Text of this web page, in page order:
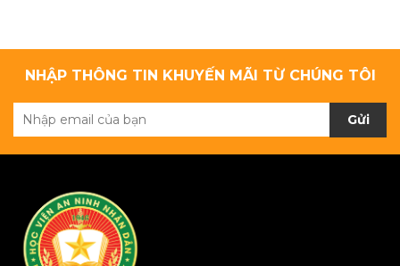
NHẬP THÔNG TIN KHUYẾN MÃI TỪ CHÚNG TÔI
Gửi